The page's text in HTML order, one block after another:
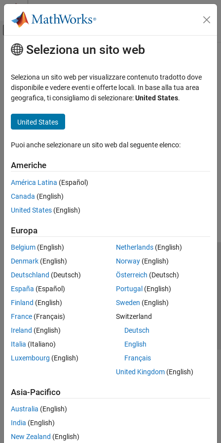
Vai al contenuto
Attiva/disattiva menu di navigazione
Pagina iniziale della documentazione
Contenuto principale
Seleziona un sito web
Seleziona un sito web per visualizzare contenuto tradotto dove
disponibile e vedere eventi e offerte locali. In base alla tua area
geografica, ti consigliamo di selezionare:United States.
United States
Puoi anche selezionare un sito web dal seguente elenco:
Americhe
América Latina (Español)
Canada (English)
United States (English)
Europa
Belgium (English)
Denmark (English)
Deutschland (Deutsch)
España (Español)
Finland (English)
France (Français)
Ireland (English)
Italia (Italiano)
Luxembourg (English)
Netherlands(English)
Norway(English)
Österreich (Deutsch)
Portugal (English)
Sweden (English)
Switzerland
Deutsch
English
Français
United Kingdom(English)
Asia-Pacifico
Australia (English)
India (English)
New Zealand (English)
Centro di fiducia
Informativa sulla privacy
Antipirateria
Stato dell'applicazione
Contatti
© 1994-2026 The MathWorks, Inc.